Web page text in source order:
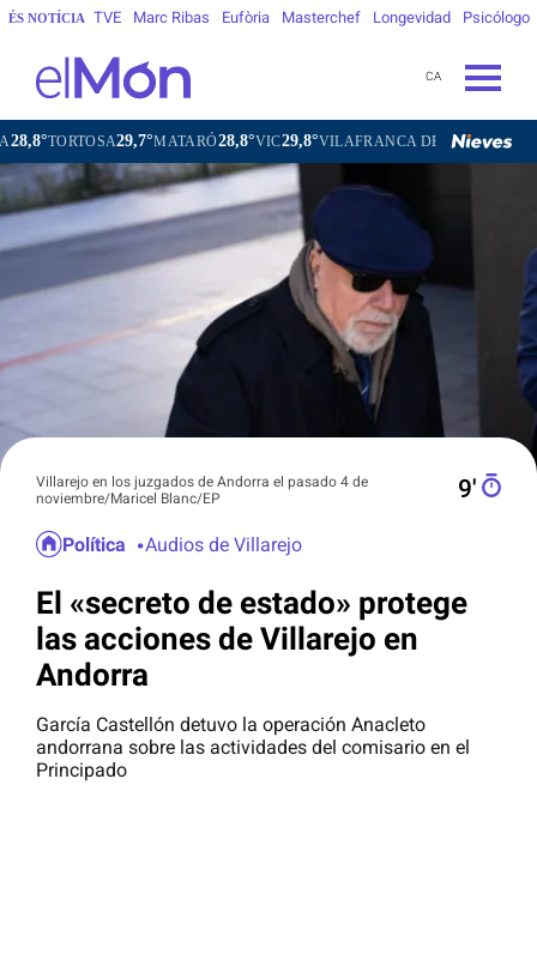
ÉS NOTÍCIA TVE Marc Ribas Eufòria Masterchef Longevidad Psicólogo
CA
29,7°MATARÓ28,8°VIC29,8°VILAFRANCA DEL PENEDÈS28,1°
Villarejo en los juzgados de Andorra el pasado 4 de
noviembre/Maricel Blanc/EP
9′
Política Audios de Villarejo
El «secreto de estado» protege
las acciones de Villarejo en
Andorra
García Castellón detuvo la operación Anacleto
andorrana sobre las actividades del comisario en el
Principado